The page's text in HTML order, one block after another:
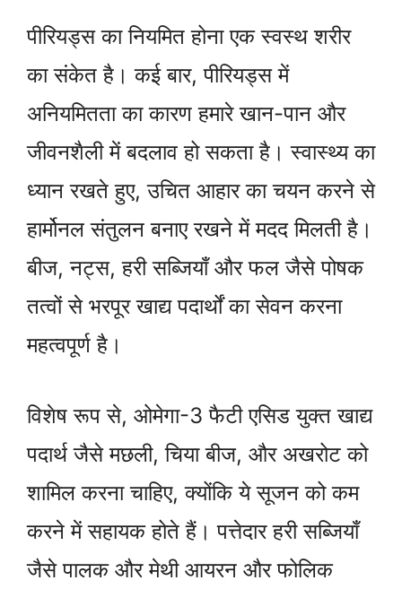
पीरियड्स का नियमित होना एक स्वस्थ शरीर
का संकेत है। कई बार, पीरियड्स में
अनियमितता का कारण हमारे खान-पान और
जीवनशैली में बदलाव हो सकता है। स्वास्थ्य का
ध्यान रखते हुए, उचित आहार का चयन करने से
हार्मोनल संतुलन बनाए रखने में मदद मिलती है।
बीज, नट्स, हरी सब्जियाँ और फल जैसे पोषक
तत्वों से भरपूर खाद्य पदार्थों का सेवन करना
महत्वपूर्ण है।
विशेष रूप से, ओमेगा-3 फैटी एसिड युक्त खाद्य
पदार्थ जैसे मछली, चिया बीज, और अखरोट को
शामिल करना चाहिए, क्योंकि ये सूजन को कम
करने में सहायक होते हैं। पत्तेदार हरी सब्जियाँ
जैसे पालक और मेथी आयरन और फोलिक